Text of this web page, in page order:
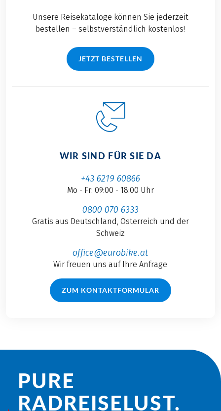
Unsere Reisekataloge können Sie jederzeit
bestellen – selbstverständlich kostenlos!
JETZT BESTELLEN
WIR SIND FÜR SIE DA
+43 6219 60866
Mo - Fr: 09:00 - 18:00 Uhr
0800 070 6333
Gratis aus Deutschland, Österreich und der
Schweiz
office@eurobike.at
Wir freuen uns auf Ihre Anfrage
ZUM KONTAKTFORMULAR
PURE
RADREISE­LUST.